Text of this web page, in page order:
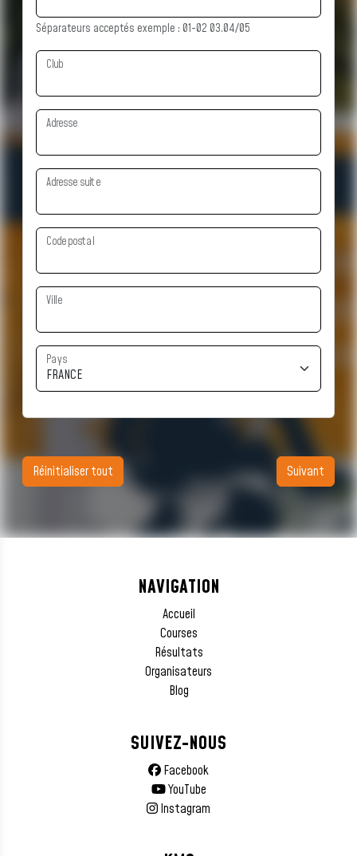
Séparateurs acceptés exemple : 01-02 03.04/05
Club
Adresse
Adresse suite
Code postal
Ville
Pays
Réinitialiser tout Suivant
NAVIGATION
Accueil
Courses
Résultats
Organisateurs
Blog
SUIVEZ-NOUS
Facebook
YouTube
Instagram